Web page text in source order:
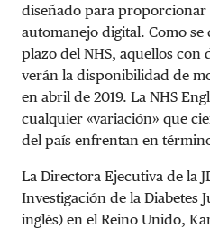
diseñado para proporcionar
automanejo digital. Como se
plazo del NHS, aquellos con
verán la disponibilidad de
en abril de 2019. La NHS
cualquier «variación» que
del país enfrentan en
La Directora Ejecutiva de la
Investigación de la Diabetes
inglés) en el Reino Unido,